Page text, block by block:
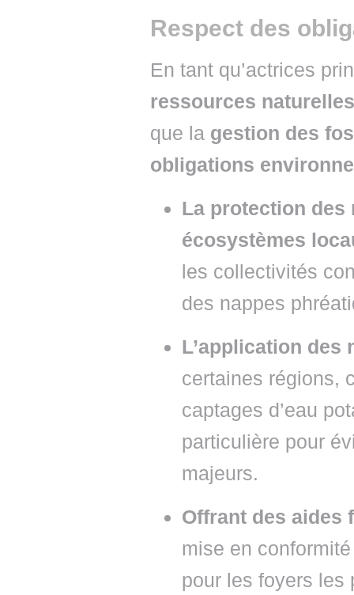
Respect des
En tant qu’actrices
ressources naturelles
que la gestion des
obligations
La protection des
écosystèmes
les collectivités
des nappes
L’application des
certaines régions,
captages d’eau
particulière pour
majeurs.
Offrant des aides
mise en
pour les foyers les